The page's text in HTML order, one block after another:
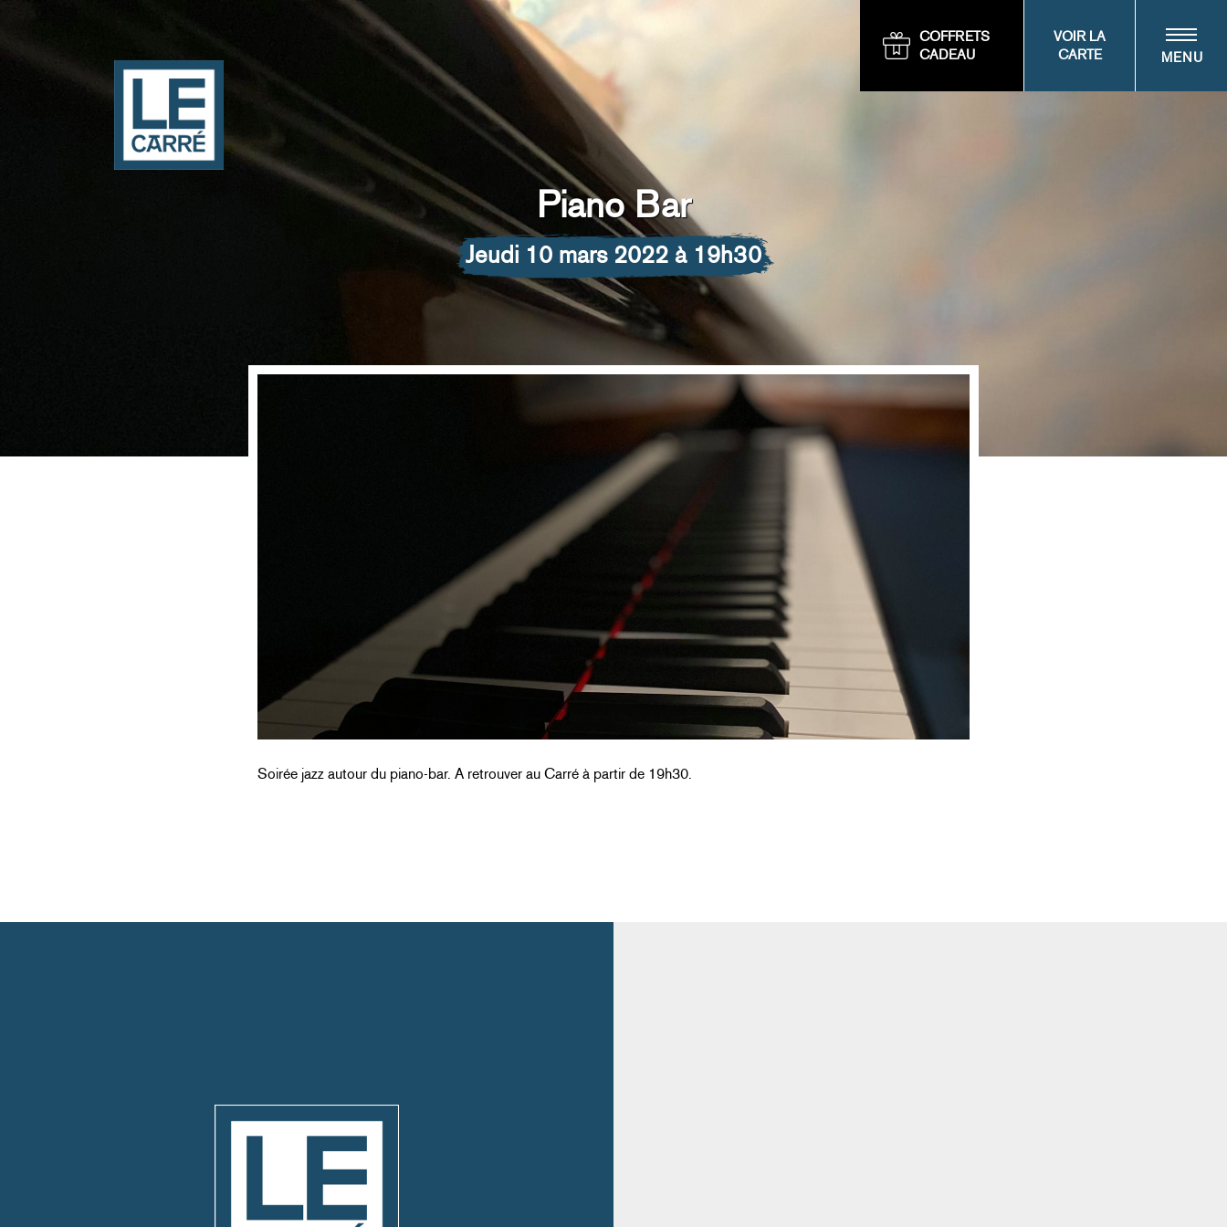
COFFRETS
CADEAU
VOIR LA
CARTE
MENU
Piano Bar
jeudi 10 mars 2022 à 19h30
Soirée jazz autour du piano-bar. A retrouver au Carré à partir de 19h30.